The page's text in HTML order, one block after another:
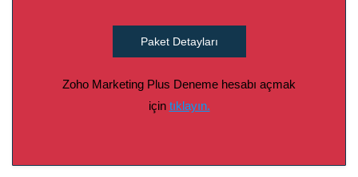
Paket Detayları
Zoho Marketing Plus Deneme hesabı açmak
için tıklayın.